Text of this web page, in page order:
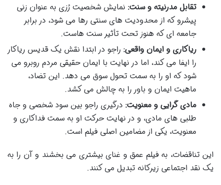
تقابل مدرنیته و سنت: نمایش شخصیت رُزی به عنوان زنی
پیشرو که از محدودیت های سنتی رها می شود، در برابر
جامعه ای که هنوز تحت تأثیر سنت هاست.
ریاکاری و ایمان واقعی: راجو در ابتدا نقش یک قدیس ریاکار
را ایفا می کند، اما در نهایت با ایمان حقیقی مردم روبرو می
شود که او را به سمت تحول سوق می دهد. این تضاد،
ماهیت ایمان و باور را به چالش می کشد.
مادی گرایی و معنویت: درگیری راجو بین سود شخصی و جاه
طلبی های مادی، و در نهایت حرکت او به سمت فداکاری و
معنویت، یکی از مضامین اصلی فیلم است.
این تناقضات، به فیلم عمق و غنای بیشتری می بخشند و آن را به
یک نقد اجتماعی زیرکانه تبدیل می کنند.